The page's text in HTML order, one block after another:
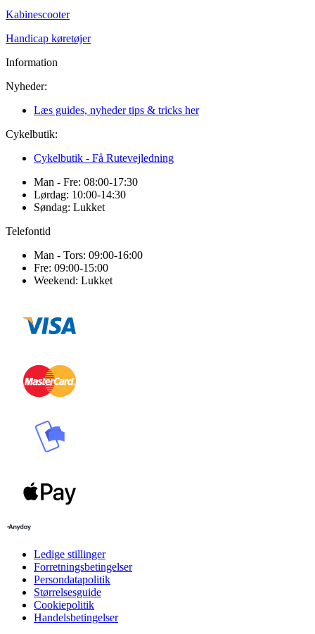
Kabinescooter
Handicap køretøjer
Information
Nyheder:
Læs guides, nyheder tips & tricks her
Cykelbutik:
Cykelbutik - Få Rutevejledning
Man - Fre: 08:00-17:30
Lørdag: 10:00-14:30
Søndag: Lukket
Telefontid
Man - Tors: 09:00-16:00
Fre: 09:00-15:00
Weekend: Lukket
Ledige stillinger
Forretningsbetingelser
Persondatapolitik
Størrelsesguide
Cookiepolitik
Handelsbetingelser